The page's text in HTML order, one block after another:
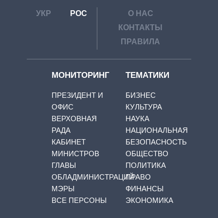
УКР РОС
О НАС
КОНТАКТЫ
ПРАВИЛА
МОНИТОРИНГ
ПРЕЗИДЕНТ И
ОФИС
ВЕРХОВНАЯ
РАДА
КАБИНЕТ
МИНИСТРОВ
ГЛАВЫ
ОБЛАДМИНИСТРАЦИЙ
МЭРЫ
ВСЕ ПЕРСОНЫ
ТЕМАТИКИ
БИЗНЕС
КУЛЬТУРА
НАУКА
НАЦИОНАЛЬНАЯ
БЕЗОПАСНОСТЬ
ОБЩЕСТВО
ПОЛИТИКА
ПРАВО
ФИНАНСЫ
ЭКОНОМИКА